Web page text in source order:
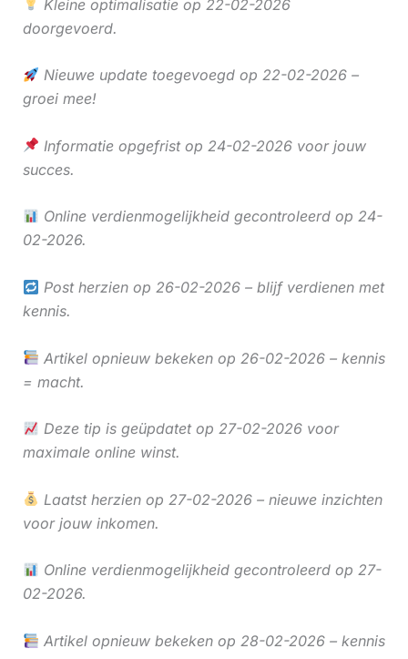
Kleine optimalisatie op 22-02-2026
doorgevoerd.
Nieuwe update toegevoegd op 22-02-2026 –
groei mee!
Informatie opgefrist op 24-02-2026 voor jouw
succes.
Online verdienmogelijkheid gecontroleerd op 24-
02-2026.
Post herzien op 26-02-2026 – blijf verdienen met
kennis.
Artikel opnieuw bekeken op 26-02-2026 – kennis
= macht.
Deze tip is geüpdatet op 27-02-2026 voor
maximale online winst.
Laatst herzien op 27-02-2026 – nieuwe inzichten
voor jouw inkomen.
Online verdienmogelijkheid gecontroleerd op 27-
02-2026.
Artikel opnieuw bekeken op 28-02-2026 – kennis